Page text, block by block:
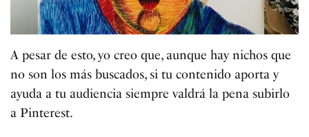
A pesar de esto, yo creo que, aunque hay nichos que
no son los más buscados, si tu contenido aporta y
ayuda a tu audiencia siempre valdrá la pena subirlo
a Pinterest.